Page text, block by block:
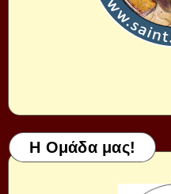
Η Ομάδα μας!